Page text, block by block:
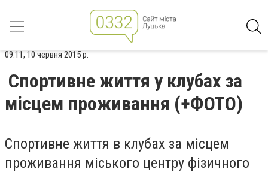
09:11, 10 червня 2015 р.
Спортивне життя у клубах за
місцем проживання (+ФОТО)
Спортивне життя в клубах за місцем
проживання міського центру фізичного